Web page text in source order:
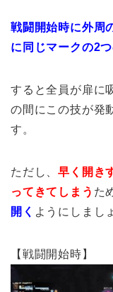
戦闘開始時に外周
に同じマークの2
すると全員が扉に
の間にこの技が発
す。
ただし、早く開き
ってきてしまう た
開く ようにしまし
【戦闘開始時】